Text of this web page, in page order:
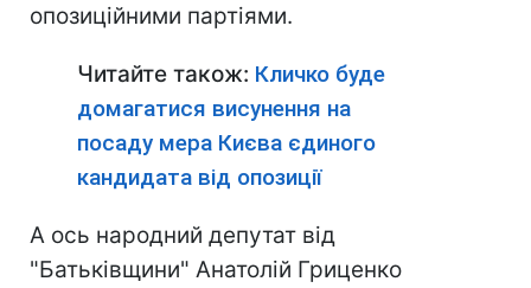
опозиційними партіями.
Читайте також: Кличко буде
домагатися висунення на
посаду мера Києва єдиного
кандидата від опозиції
А ось народний депутат від
"Батьківщини" Анатолій Гриценко